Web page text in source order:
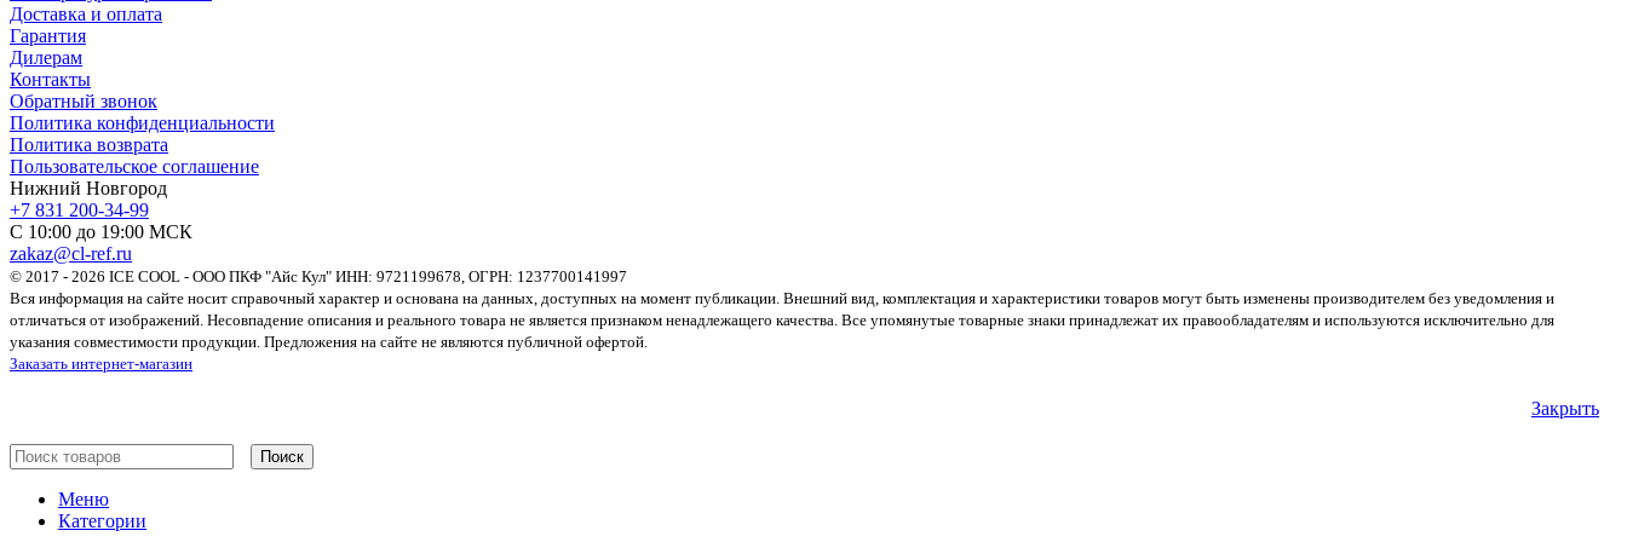
Доставка и оплата
Гарантия
Дилерам
Контакты
Обратный звонок
Политика конфиденциальности
Политика возврата
Пользовательское соглашение
Нижний Новгород
+7 831 200-34-99
С 10:00 до 19:00 МСК
zakaz@cl-ref.ru
© 2017 - 2026 ICE COOL - ООО ПКФ "Айс Кул" ИНН: 9721199678, ОГРН: 1237700141997
Вся информация на сайте носит справочный характер и основана на данных, доступных на момент публикации. Внешний вид, комплектация и характеристики товаров могут быть изменены производителем без уведомления и
отличаться от изображений. Несовпадение описания и реального товара не является признаком ненадлежащего качества. Все упомянутые товарные знаки принадлежат их правообладателям и используются исключительно для
указания совместимости продукции. Предложения на сайте не являются публичной офертой.
Заказать интернет-магазин
Закрыть
Поиск
Меню
Категории